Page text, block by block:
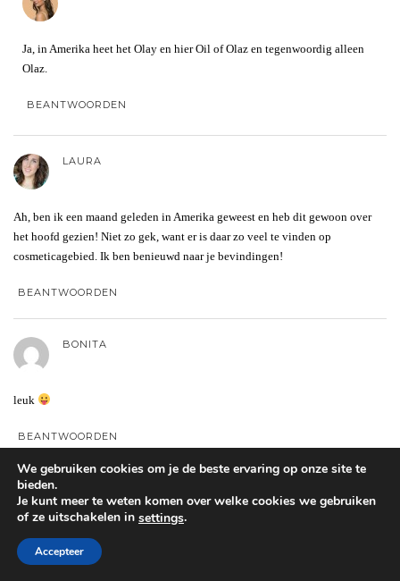
Ja, in Amerika heet het Olay en hier Oil of Olaz en tegenwoordig alleen
Olaz.
BEANTWOORDEN
LAURA
Ah, ben ik een maand geleden in Amerika geweest en heb dit gewoon over
het hoofd gezien! Niet zo gek, want er is daar zo veel te vinden op
cosmeticagebied. Ik ben benieuwd naar je bevindingen!
BEANTWOORDEN
BONITA
leuk
BEANTWOORDEN
Wat een verschil in prijs zeg! En zo zie je maar weer dat je ook veel voor de
naam moet betalen bij zulke dingen. Bizar eigenlijk.
We gebruiken cookies om je de beste ervaring op onze site te
bieden.
Je kunt meer te weten komen over welke cookies we gebruiken
of ze uitschakelen in settings.
Accepteer